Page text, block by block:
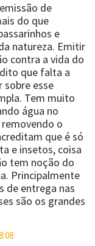
de
do que
e
natureza. Emitir
contra a vida do
que falta a
esse
Tem muito
água no
removendo o
que é só
e insetos, coisa
tem noção do
Principalmente
de entrega nas
são os grandes